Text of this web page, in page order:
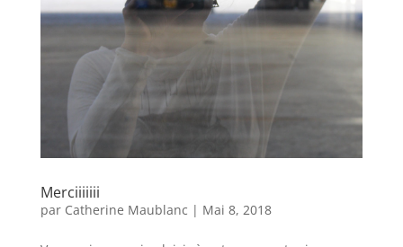
Merciiiiiii
par Catherine Maublanc | Mai 8, 2018